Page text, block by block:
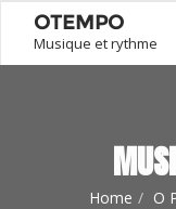
OTEMPO
Musique et rythme
Home O